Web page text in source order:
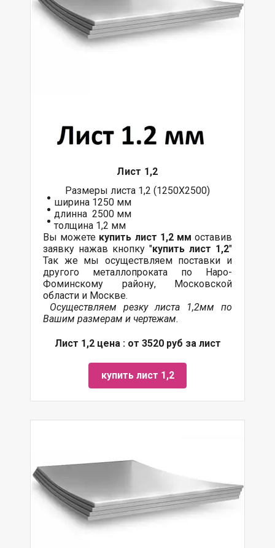
Лист 1,2
Размеры листа 1,2 (1250Х2500)
ширина 1250 мм
длинна 2500 мм
толщина 1,2 мм
Вы можете купить лист 1,2 мм оставив
заявку нажав кнопку "купить лист 1,2"
Так же мы осуществляем поставки и
другого металлопроката по Наро-
Фоминскому району, Московской
области и Москве.
Осуществляем резку листа 1,2мм по
Вашим размерам и чертежам.
Лист 1,2 цена : от 3520 руб за лист
купить лист 1,2